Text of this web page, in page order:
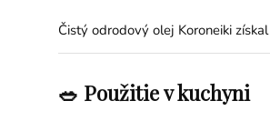
Čistý odrodový olej Koroneiki získal
🥗 Použitie v kuchyni